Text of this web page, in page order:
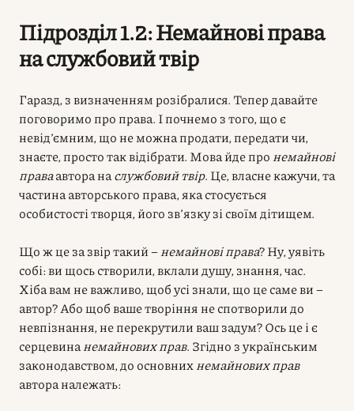
Підрозділ 1.2: Немайнові права
на службовий твір
Гаразд, з визначенням розібралися. Тепер давайте
поговоримо про права. І почнемо з того, що є
невід’ємним, що не можна продати, передати чи,
знаєте, просто так відібрати. Мова йде про немайнові
праваавтора наслужбовий твір. Це, власне кажучи, та
частина авторського права, яка стосується
особистості творця, його зв’язку зі своїм дітищем.
Що ж це за звір такий – немайнові права? Ну, уявіть
собі: ви щось створили, вклали душу, знання, час.
Хіба вам не важливо, щоб усі знали, що це саме ви –
автор? Або щоб ваше творіння не спотворили до
невпізнання, не перекрутили ваш задум? Ось це і є
серцевина немайнових прав. Згідно з українським
законодавством, до основних немайнових прав
автора належать: